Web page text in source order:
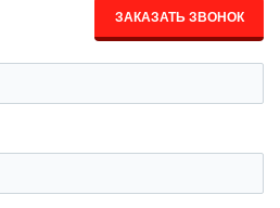
ЗАКАЗАТЬ ЗВОНОК